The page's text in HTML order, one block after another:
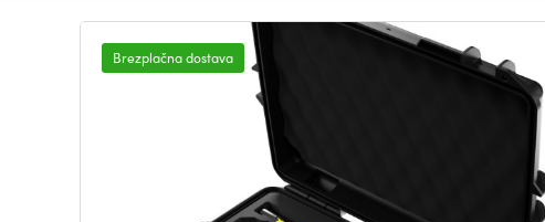
Brezplačna dostava